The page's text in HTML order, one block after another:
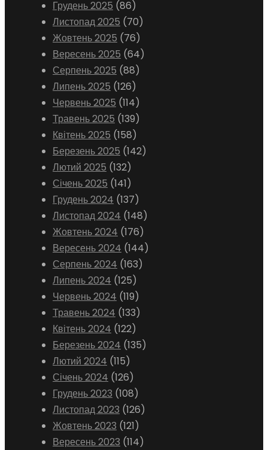
Грудень 2025 (86)
Листопад 2025 (70)
Жовтень 2025 (76)
Вересень 2025 (64)
Серпень 2025 (88)
Липень 2025 (126)
Червень 2025 (114)
Травень 2025 (139)
Квітень 2025 (158)
Березень 2025 (142)
Лютий 2025 (132)
Січень 2025 (141)
Грудень 2024 (137)
Листопад 2024 (148)
Жовтень 2024 (176)
Вересень 2024 (144)
Серпень 2024 (163)
Липень 2024 (125)
Червень 2024 (119)
Травень 2024 (133)
Квітень 2024 (122)
Березень 2024 (135)
Лютий 2024 (115)
Січень 2024 (126)
Грудень 2023 (108)
Листопад 2023 (126)
Жовтень 2023 (121)
Вересень 2023 (114)